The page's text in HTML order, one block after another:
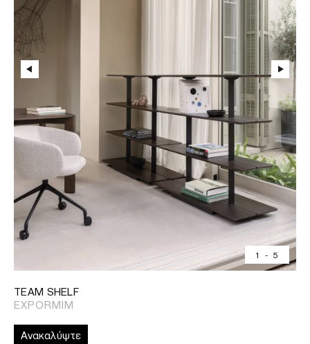
1 - 5
TEAM SHELF
EXPORMIM
Ανακαλύψτε